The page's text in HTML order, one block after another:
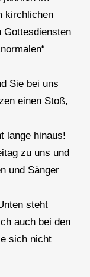
kirchlichen
Gottesdiensten
Sie bei uns
einen Stoß,
lange hinaus!
zu uns und
und Sänger
steht
auch bei den
sich nicht